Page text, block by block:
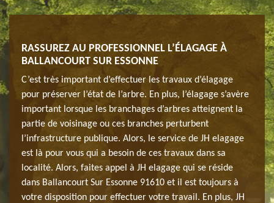
RASSUREZ AU PROFESSIONNEL L’ÉLAGAGE À
BALLANCOURT SUR ESSONNE
C’est très important d’effectuer les travaux d’élagage
pour préserver l’état de l’arbre. En plus, l’élagage s’avère
important lorsque les branchages d’arbres atteignent la
partie de voisinage ou ces branches perturbent
l’infrastructure publique. Alors, le service de JH elagage
est là pour vous qui a besoin de ces travaux dans sa
localité. Alors, faites appel à JH elagage qui se réside
dans Ballancourt Sur Essonne 91610 et il est toujours à
votre disposition pour effectuer votre travail. En plus, JH
fur